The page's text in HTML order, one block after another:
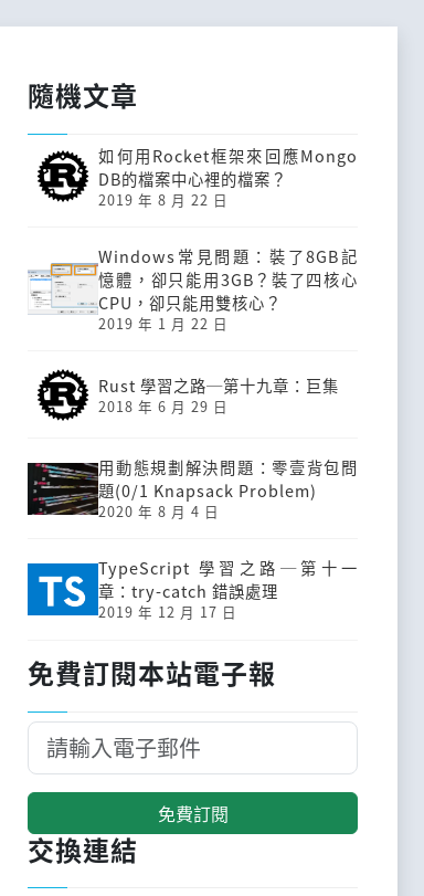
隨機文章
如何用Rocket框架來回應Mongo
DB的檔案中心裡的檔案？
2019 年 8 月 22 日
Windows常見問題：裝了8GB記
憶體，卻只能用3GB？裝了四核心
CPU，卻只能用雙核心？
2019 年 1 月 22 日
Rust 學習之路─第十九章：巨集
2018 年 6 月 29 日
用動態規劃解決問題：零壹背包問
題(0/1 Knapsack Problem)
2020 年 8 月 4 日
TypeScript 學習之路─第十一
章：try-catch 錯誤處理
2019 年 12 月 17 日
免費訂閱本站電子報
免費訂閱
交換連結